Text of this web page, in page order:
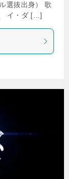
選抜出身） 歌
イ・ダ […]